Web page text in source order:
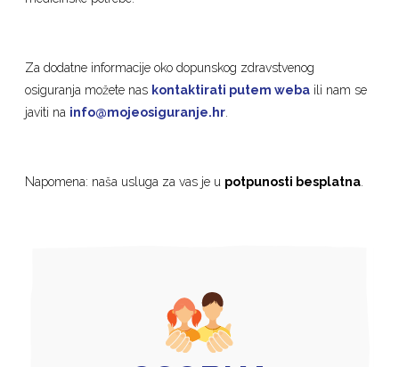
Za dodatne informacije oko dopunskog zdravstvenog
osiguranja možete nas kontaktirati putem weba ili nam se
javiti na info@mojeosiguranje.hr.
Napomena: naša usluga za vas je u potpunosti besplatna.